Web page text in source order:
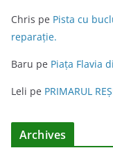
Chris pe Pista cu
reparație.
Baru pe Piața Flavia
Leli pe PRIMARUL
Archives